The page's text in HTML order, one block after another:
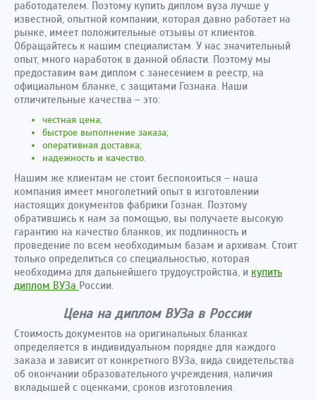
работодателем. Поэтому купить диплом вуза лучше у
известной, опытной компании, которая давно работает на
рынке, имеет положительные отзывы от клиентов.
Обращайтесь к нашим специалистам. У нас значительный
опыт, много наработок в данной области. Поэтому мы
предоставим вам диплом с занесением в реестр, на
официальном бланке, с защитами Гознака. Наши
отличительные качества – это:
честная цена;
быстрое выполнение заказа;
оперативная доставка;
надежность и качество.
Нашим же клиентам не стоит беспокоиться – наша
компания имеет многолетний опыт в изготовлении
настоящих документов фабрики Гознак. Поэтому
обратившись к нам за помощью, вы получаете высокую
гарантию на качество бланков, их подлинность и
проведение по всем необходимым базам и архивам. Стоит
только определиться со специальностью, которая
необходима для дальнейшего трудоустройства, и купить
диплом ВУЗа России.
Цена на диплом ВУЗа в России
Стоимость документов на оригинальных бланках
определяется в индивидуальном порядке для каждого
заказа и зависит от конкретного ВУЗа, вида свидетельства
об окончании образовательного учреждения, наличия
вкладышей с оценками, сроков изготовления.